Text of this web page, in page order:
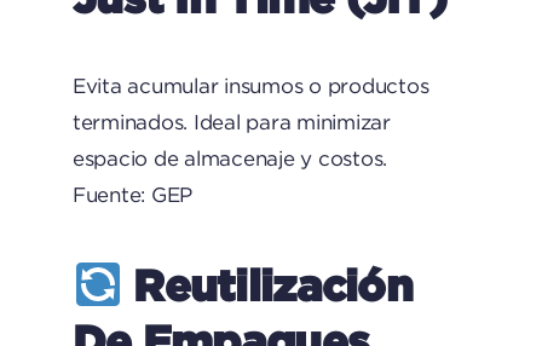
Evita acumular insumos o productos
terminados. Ideal para minimizar
espacio de almacenaje y costos.
Fuente: GEP
Reutilización